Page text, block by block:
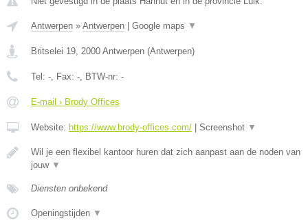
Antwerpen » Antwerpen Google maps ▼
Britselei 19, 2000 Antwerpen (Antwerpen)
Tel: -, Fax: -, BTW-nr: -
E-mail › Brody Offices
Website: https://www.brody-offices.com/ Screenshot ▼
Wil je een flexibel kantoor huren dat zich aanpast aan de noden van
jouw ▼
Diensten onbekend
Openingstijden ▼